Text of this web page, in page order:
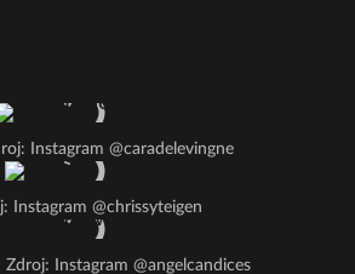
Instagram @caradelevingne
Instagram @chrissyteigen
Zdroj: Instagram @angelcandices